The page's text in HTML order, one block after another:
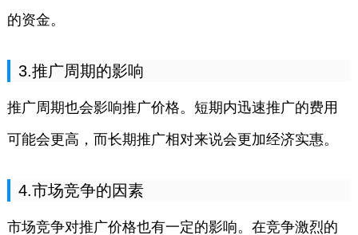
的资金。
3.推广周期的影响
推广周期也会影响推广价格。短期内迅速推广的费用
可能会更高，而长期推广相对来说会更加经济实惠。
4.市场竞争的因素
市场竞争对推广价格也有一定的影响。在竞争激烈的